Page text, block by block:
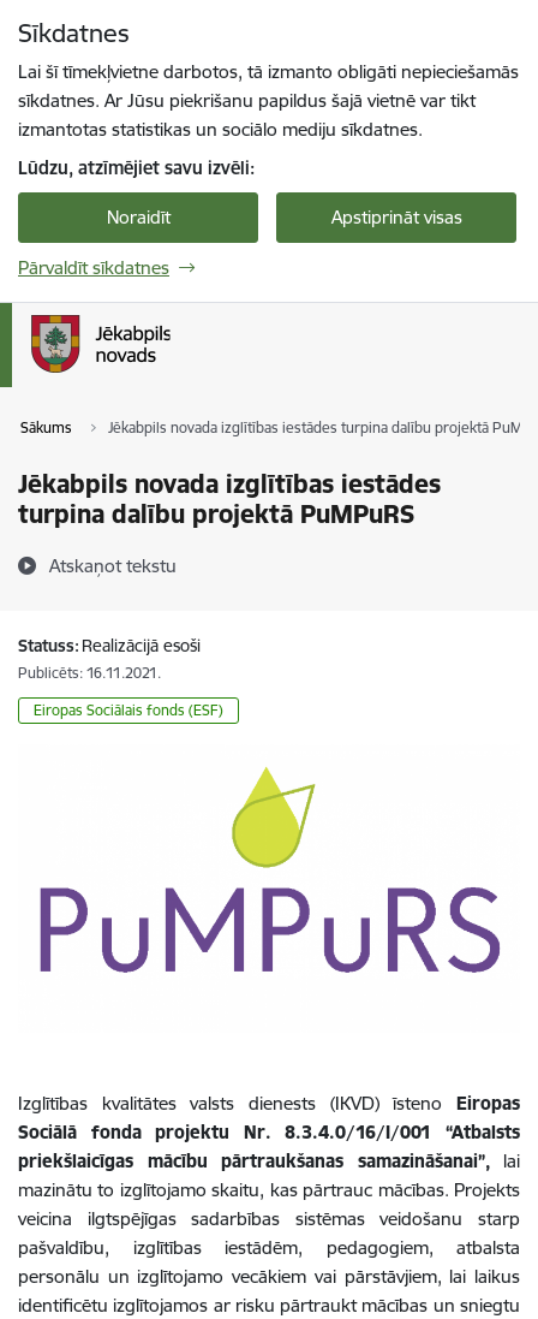
Sīkdatnes
Lai šī tīmekļvietne darbotos, tā izmanto obligāti nepieciešamās
sīkdatnes. Ar Jūsu piekrišanu papildus šajā vietnē var tikt
izmantotas statistikas un sociālo mediju sīkdatnes.
Lūdzu, atzīmējiet savu izvēli:
Noraidīt Apstiprināt visas
Pārvaldīt sīkdatnes
Sākums Jēkabpils novada izglītības iestādes turpina dalību projektā
Jēkabpils novada izglītības iestādes
turpina dalību projektā PuMPuRS
Atskaņot tekstu
Statuss: Realizācijā esoši
Publicēts: 16.11.2021.
Eiropas Sociālais fonds (ESF)
Izglītības kvalitātes valsts dienests (IKVD) īsteno Eiropas
Sociālā fonda projektu Nr. 8.3.4.0/16/I/001 “Atbalsts
priekšlaicīgas mācību pārtraukšanas samazināšanai”, lai
mazinātu to izglītojamo skaitu, kas pārtrauc mācības. Projekts
veicina ilgtspējīgas sadarbības sistēmas veidošanu starp
pašvaldību, izglītības iestādēm, pedagogiem, atbalsta
personālu un izglītojamo vecākiem vai pārstāvjiem, lai laikus
identificētu izglītojamos ar risku pārtraukt mācības un sniegtu